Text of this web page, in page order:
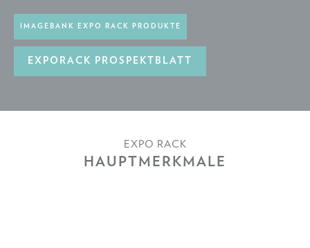
IMAGEBANK EXPO RACK PRODUKTE
EXPORACK PROSPEKTBLATT
EXPO RACK
HAUPTMERKMALE